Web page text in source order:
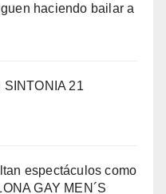
haciendo bailar a
SINTONIA 21
espectáculos como
GAY MEN´S